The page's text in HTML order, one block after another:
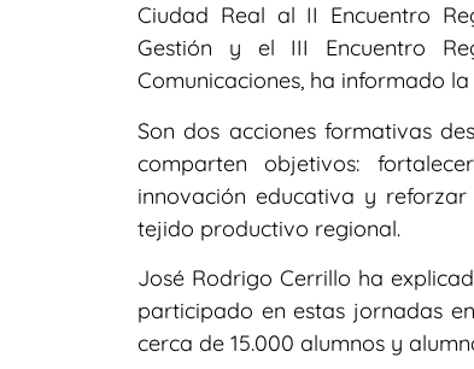
Ciudad Real al II Encuentro
Gestión y el III Encuentro
Comunicaciones, ha informado
Son dos acciones formativas
comparten objetivos:
innovación educativa y
tejido productivo regional.
José Rodrigo Cerrillo ha
participado en estas jornadas
cerca de 15.000 alumnos y